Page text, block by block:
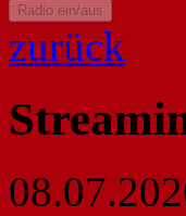
Radio ein/aus
zurück